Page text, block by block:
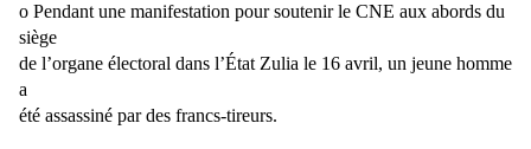
o Pendant une manifestation pour soutenir le CNE aux abords du
siège
de l’organe électoral dans l’État Zulia le 16 avril, un jeune homme
a
été assassiné par des francs-tireurs.